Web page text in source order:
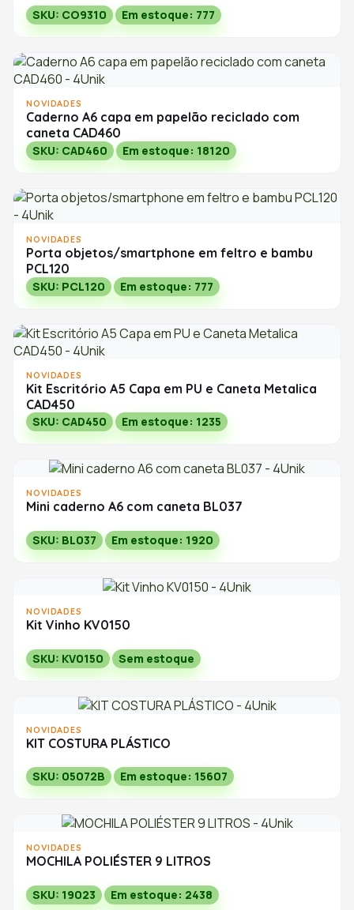
SKU: CO9310 Em estoque: 777
NOVIDADES
Caderno A6 capa em papelão reciclado com
caneta CAD460
SKU: CAD460 Em estoque: 18120
NOVIDADES
Porta objetos/smartphone em feltro e bambu
PCL120
SKU: PCL120 Em estoque: 777
NOVIDADES
Kit Escritório A5 Capa em PU e Caneta Metalica
CAD450
SKU: CAD450 Em estoque: 1235
NOVIDADES
Mini caderno A6 com caneta BL037
SKU: BL037 Em estoque: 1920
NOVIDADES
Kit Vinho KV0150
SKU: KV0150 Sem estoque
NOVIDADES
KIT COSTURA PLÁSTICO
SKU: 05072B Em estoque: 15607
NOVIDADES
MOCHILA POLIÉSTER 9 LITROS
SKU: 19023 Em estoque: 2438